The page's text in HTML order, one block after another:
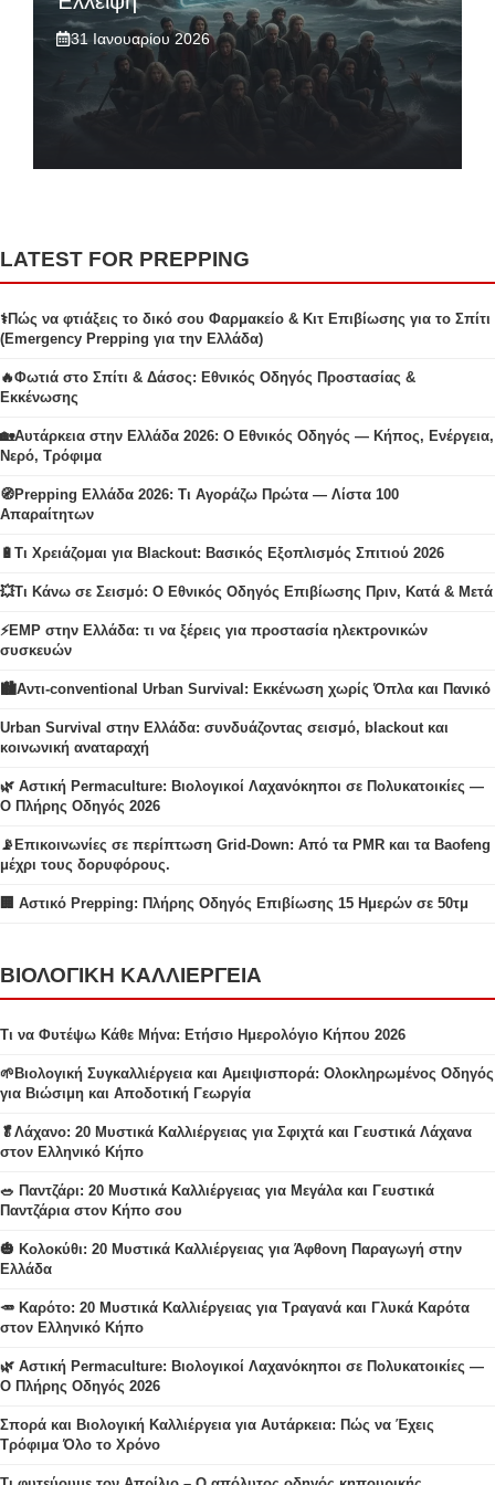
31 Ιανουαρίου 2026
LATEST FOR PREPPING
⚕️Πώς να φτιάξεις το δικό σου Φαρμακείο & Κιτ Επιβίωσης για το Σπίτι
(Emergency Prepping για την Ελλάδα)
🔥Φωτιά στο Σπίτι & Δάσος: Εθνικός Οδηγός Προστασίας &
Εκκένωσης
🏡Αυτάρκεια στην Ελλάδα 2026: Ο Εθνικός Οδηγός — Κήπος, Ενέργεια,
Νερό, Τρόφιμα
🧭Prepping Ελλάδα 2026: Τι Αγοράζω Πρώτα — Λίστα 100
Απαραίτητων
🔋Τι Χρειάζομαι για Blackout: Βασικός Εξοπλισμός Σπιτιού 2026
💥Τι Κάνω σε Σεισμό: Ο Εθνικός Οδηγός Επιβίωσης Πριν, Κατά & Μετά
⚡EMP στην Ελλάδα: τι να ξέρεις για προστασία ηλεκτρονικών
συσκευών
🏙️Αντι-conventional Urban Survival: Εκκένωση χωρίς Όπλα και Πανικό
Urban Survival στην Ελλάδα: συνδυάζοντας σεισμό, blackout και
κοινωνική αναταραχή
🌿 Αστική Permaculture: Βιολογικοί Λαχανόκηποι σε Πολυκατοικίες —
Ο Πλήρης Οδηγός 2026
📡Επικοινωνίες σε περίπτωση Grid-Down: Από τα PMR και τα Baofeng
μέχρι τους δορυφόρους.
🏢 Αστικό Prepping: Πλήρης Οδηγός Επιβίωσης 15 Ημερών σε 50τμ
ΒΙΟΛΟΓΙΚΗ ΚΑΛΛΙΕΡΓΕΙΑ
Τι να Φυτέψω Κάθε Μήνα: Ετήσιο Ημερολόγιο Κήπου 2026
🌱Βιολογική Συγκαλλιέργεια και Αμειψισπορά: Ολοκληρωμένος Οδηγός
για Βιώσιμη και Αποδοτική Γεωργία
🥬Λάχανο: 20 Μυστικά Καλλιέργειας για Σφιχτά και Γευστικά Λάχανα
στον Ελληνικό Κήπο
🥗 Παντζάρι: 20 Μυστικά Καλλιέργειας για Μεγάλα και Γευστικά
Παντζάρια στον Κήπο σου
🎃 Κολοκύθι: 20 Μυστικά Καλλιέργειας για Άφθονη Παραγωγή στην
Ελλάδα
🥕 Καρότο: 20 Μυστικά Καλλιέργειας για Τραγανά και Γλυκά Καρότα
στον Ελληνικό Κήπο
🌿 Αστική Permaculture: Βιολογικοί Λαχανόκηποι σε Πολυκατοικίες —
Ο Πλήρης Οδηγός 2026
Σπορά και Βιολογική Καλλιέργεια για Αυτάρκεια: Πώς να Έχεις
Τρόφιμα Όλο το Χρόνο